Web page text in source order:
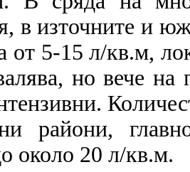
в източните и
от 5-15 л/кв.м,
но вече на
райони,
около 20 л/кв.м.